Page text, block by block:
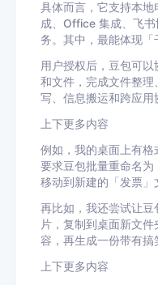
具体而言，它支持本地
成、Office 集成、飞
务。其中，最能体现「
用户授权后，豆包可
和文件，完成文件整
写、信息搬运和跨应用
上下更多内容
例如，我的桌面上有格
要求豆包批量重命名为
移动到新建的「发票」
再比如，我还尝试让
片，复制到桌面新文
容，再生成一份带有搞
上下更多内容